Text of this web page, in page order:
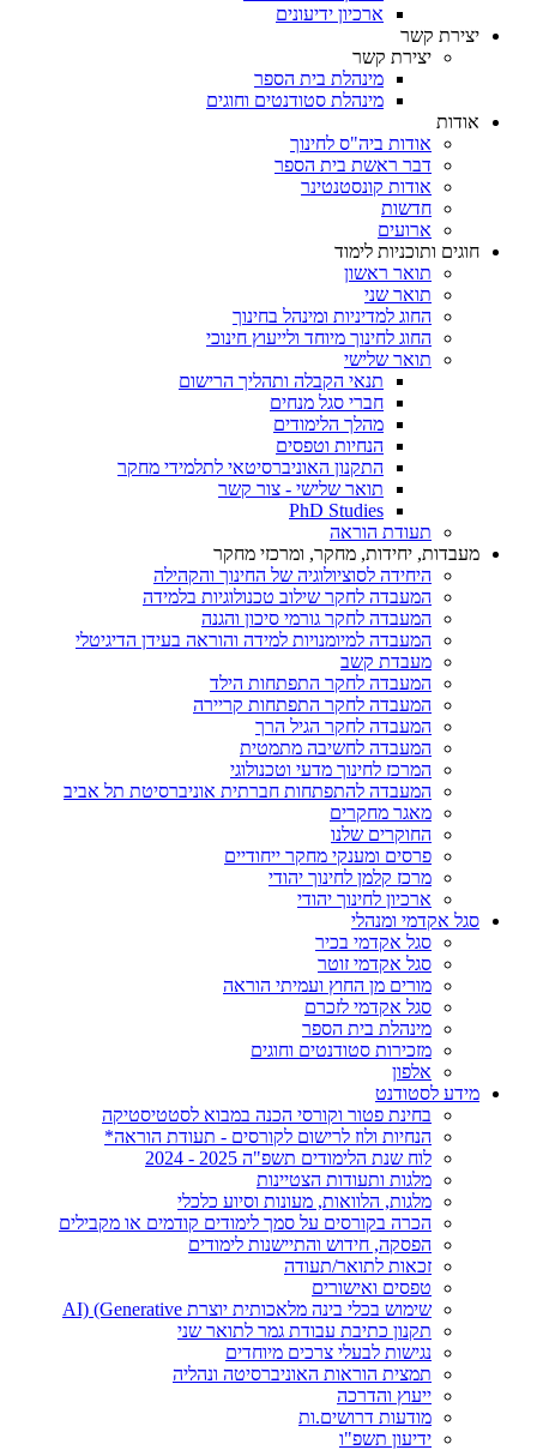
ארכיון ידיעונים
יצירת קשר
יצירת קשר
מינהלת בית הספר
מינהלת סטודנטים וחוגים
אודות
אודות ביה"ס לחינוך
דבר ראשת בית הספר
אודות קונסטנטינר
חדשות
ארועים
חוגים ותוכניות לימוד
תואר ראשון
תואר שני
החוג למדיניות ומינהל בחינוך
החוג לחינוך מיוחד ולייעוץ חינוכי
תואר שלישי
תנאי הקבלה ותהליך הרישום
חברי סגל מנחים
מהלך הלימודים
הנחיות וטפסים
התקנון האוניברסיטאי לתלמידי מחקר
תואר שלישי - צור קשר
PhD Studies
תעודת הוראה
מעבדות, יחידות, מחקר, ומרכזי מחקר
היחידה לסוציולוגיה של החינוך והקהילה
המעבדה לחקר שילוב טכנולוגיות בלמידה
המעבדה לחקר גורמי סיכון והגנה
המעבדה למיומנויות למידה והוראה בעידן הדיגיטלי
מעבדת קשב
המעבדה לחקר התפתחות הילד
המעבדה לחקר התפתחות קריירה
המעבדה לחקר הגיל הרך
המעבדה לחשיבה מתמטית
המרכז לחינוך מדעי וטכנולוגי
המעבדה להתפתחות חברתית אוניברסיטת תל אביב
מאגר מחקרים
החוקרים שלנו
פרסים ומענקי מחקר ייחודיים
מרכז קלמן לחינוך יהודי
ארכיון לחינוך יהודי
סגל אקדמי ומנהלי
סגל אקדמי בכיר
סגל אקדמי זוטר
מורים מן החוץ ועמיתי הוראה
סגל אקדמי לזכרם
מינהלת בית הספר
מזכירות סטודנטים וחוגים
אלפון
מידע לסטודנט
בחינת פטור וקורסי הכנה במבוא לסטטיסטיקה
הנחיות ולוז לרישום לקורסים - תעודת הוראה*
לוח שנת הלימודים תשפ"ה 2025 - 2024
מלגות ותעודות הצטיינות
מלגות, הלוואות, מעונות וסיוע כלכלי
הכרה בקורסים על סמך לימודים קודמים או מקבילים
הפסקה, חידוש והתיישנות לימודים
זכאות לתואר/תעודה
טפסים ואישורים
שימוש בכלי בינה מלאכותית יוצרת AI) (Generative
תקנון כתיבת עבודת גמר לתואר שני
נגישות לבעלי צרכים מיוחדים
תמצית הוראות האוניברסיטה ונהליה
ייעוץ והדרכה
מודעות דרושים.ות
ידיעון תשפ"ו